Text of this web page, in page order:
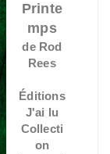
Printe
mps
de Rod
Rees
Éditions
J'ai lu
Collecti
on